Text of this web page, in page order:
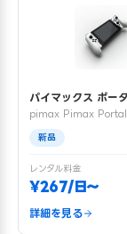
パイマックス ポー
pimax Pimax Portal
新品
レンタル料金
¥267/日〜
詳細を見る